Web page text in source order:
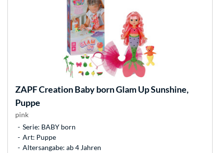
ZAPF CreationBaby born Glam Up Sunshine,
Puppe
pink
Serie: BABY born
Art: Puppe
Altersangabe: ab 4 Jahren